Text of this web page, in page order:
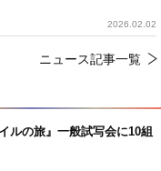
2026.02.02
ニュース記事一覧
ルの旅』一般試写会に10組